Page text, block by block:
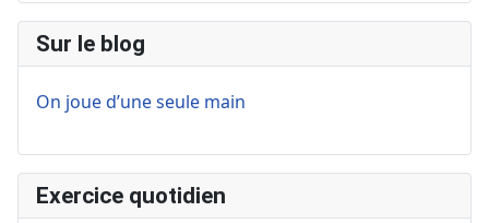
Sur le blog
On joue d’une seule main
Exercice quotidien